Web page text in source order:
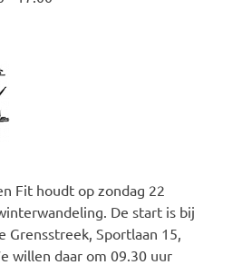
Fit houdt op zondag 22
De start is bij
Grensstreek, Sportlaan 15,
willen daar om 09.30 uur